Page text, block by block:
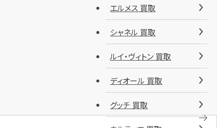
エルメス 買取
シャネル 買取
ルイ・ヴィトン 買取
ディオール 買取
グッチ 買取